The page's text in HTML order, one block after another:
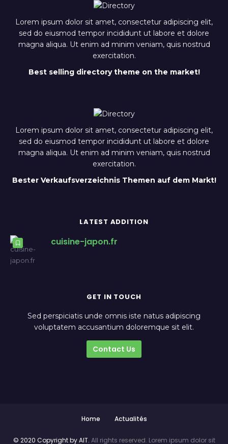
Lorem ipsum dolor sit amet, consectetur adipiscing elit,
sed do eiusmod tempor incididunt ut labore et dolore
magna aliqua. Ut enim ad minim veniam, quis nostrud
exercitation.
Best selling directory theme on the market!
Lorem ipsum dolor sit amet, consectetur adipiscing elit,
sed do eiusmod tempor incididunt ut labore et dolore
magna aliqua. Ut enim ad minim veniam, quis nostrud
exercitation.
Bester Verkaufsverzeichnis Themen auf dem Markt!
LATEST ADDITION
cuisine-japon.fr
GET IN TOUCH
Sed perspiciatis unde omnis iste natus adipiscing
voluptatem accusantium doloremque sit elit.
Contact Us
Home Actualités
© 2020 Copyright by AIT. All rights reserved. Lorem ipsum dolor sit